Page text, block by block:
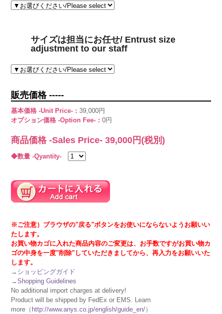
サイズは担当にお任せ/ Entrust size
adjustment to our staff
販売価格 -----
基本価格 -Unit Price-：39,000円
オプション価格 -Option Fee-：0円
商品価格 -Sales Price-39,000 円(税別)
◆数量 -Qyantity-
※ご注意）ブラウザの"戻る"ボタンをお使いにならないようお願いい
たします。
お買い物カゴに入れた商品内容のご変更は、お手数ですがお買い物カ
ゴの中身を一度"削除"していただきましてから、再入力をお願いいた
します。
→ ショッピングガイド
→Shopping Guidelines
No additional import charges at delivery!
Product will be shipped by FedEx or EMS. Learn
more（ http://www.anys.co.jp/english/guide_en/）